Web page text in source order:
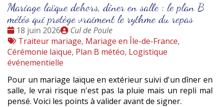
Mariage laïque dehors, dîner en salle : le plan B
météo qui protège vraiment le rythme du repas
Date
:
18 juin 2026
Publié
par
Cul de Poule
Tags
:
Traiteur mariage, Mariage en Île-de-France,
Cérémonie laïque, Plan B météo, Logistique
événementielle
Pour un mariage laïque en extérieur suivi d'un dîner en
salle, le vrai risque n'est pas la pluie mais un repli mal
pensé. Voici les points à valider avant de signer.